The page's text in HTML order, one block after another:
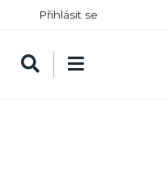
Přihlásit se